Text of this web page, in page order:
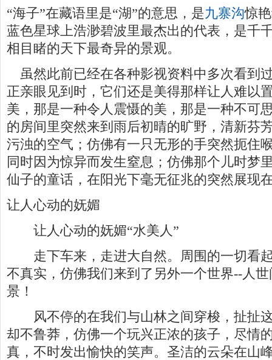
“海子”在藏语里是“湖”的意思，是九寨沟惊
蓝色星球上浩渺碧波里最杰出的代表，是千
相目睹的天下最奇异的景观。
虽然此前已经在各种影视资料中多次看到
正亲眼见到时，它们还是美得那样让人难以
美，那是一种令人震慑的美，那是一种不可
的房间里突然来到雨后初晴的旷野，清新芬
污浊的空气；仿佛有一只无形的手突然扼住
同时因为惊异而发生窒息；仿佛那个儿时梦
仙子的童话，在阳光下毫无征兆的突然展现
让人心动的妩媚
让人心动的妩媚“水美人”
走下车来，走进大自然。周围的一切看
不真实，仿佛我们来到了另外一个世界--人
景！
风不停的在我们与山林之间穿梭，扯扯
却不鲁莽，仿佛一个玩兴正浓的孩子，尽情
真，不时发出愉快的笑声。圣洁的云朵在山